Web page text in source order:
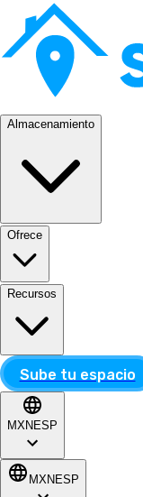
Almacenamiento
Ofrece
Recursos
Sube tu espacio
MXN ESP
MXN ESP